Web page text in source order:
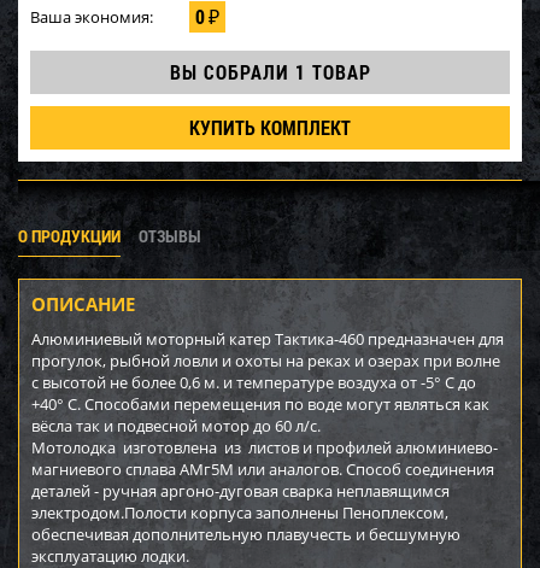
Ваша экономия: 0₽
ВЫ СОБРАЛИ 1 ТОВАР
КУПИТЬ КОМПЛЕКТ
О ПРОДУКЦИИ ОТЗЫВЫ
ОПИСАНИЕ
Алюминиевый моторный катер Тактика-460 предназначен для
прогулок, рыбной ловли и охоты на реках и озерах при волне
с высотой не более 0,6 м. и температуре воздуха от -5° С до
+40° С. Способами перемещения по воде могут являться как
вёсла так и подвесной мотор до 60 л/с.
Мотолодка изготовлена из листов и профилей алюминиево-
магниевого сплава АМг5М или аналогов. Способ соединения
деталей - ручная аргоно-дуговая сварка неплавящимся
электродом.Полости корпуса заполнены Пеноплексом,
обеспечивая дополнительную плавучесть и бесшумную
эксплуатацию лодки.